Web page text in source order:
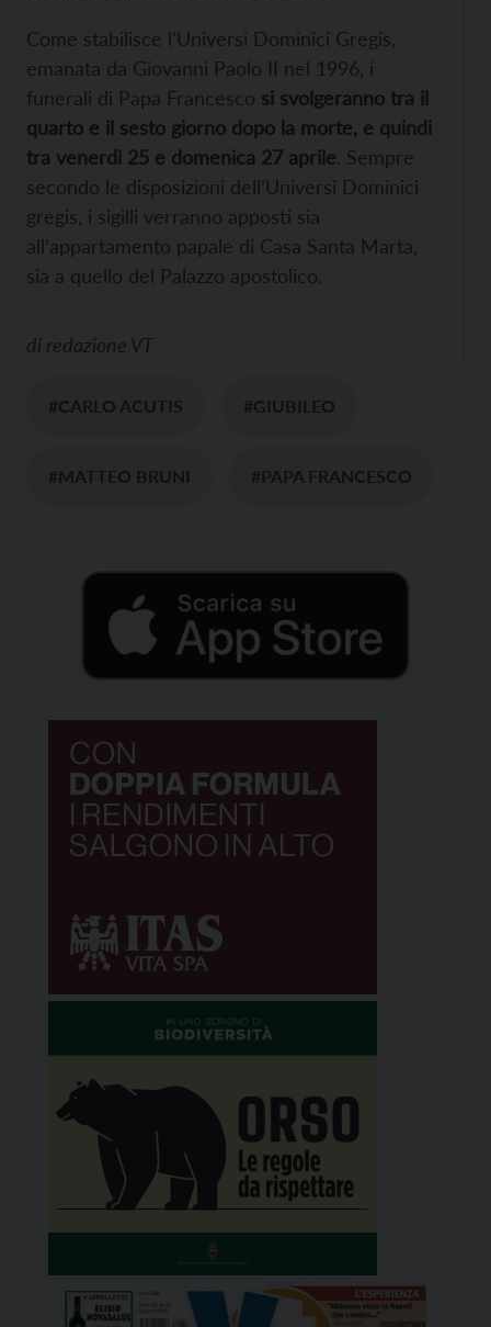
Come stabilisce l’Universi Dominici Gregis,
emanata da Giovanni Paolo II nel 1996, i
funerali di Papa Francesco si svolgeranno tra il
quarto e il sesto giorno dopo la morte, e quindi
tra venerdì 25 e domenica 27 aprile. Sempre
secondo le disposizioni dell’Universi Dominici
gregis, i sigilli verranno apposti sia
all’appartamento papale di Casa Santa Marta,
sia a quello del Palazzo apostolico.
di redazione VT
#CARLO ACUTIS #GIUBILEO
#MATTEO BRUNI #PAPA FRANCESCO